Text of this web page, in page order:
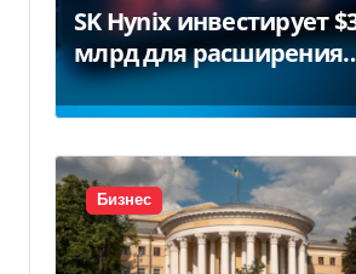
SK Hynix инвестирует
млрд для расширения
заводов в Южной Корее
Бизнес